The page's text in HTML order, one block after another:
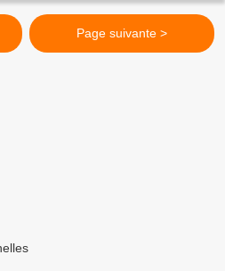
humber-singer-le-dimanche-20-
Page suivante >